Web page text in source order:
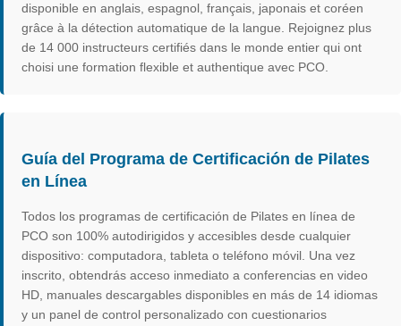
disponible en anglais, espagnol, français, japonais et coréen
grâce à la détection automatique de la langue. Rejoignez plus
de 14 000 instructeurs certifiés dans le monde entier qui ont
choisi une formation flexible et authentique avec PCO.
Guía del Programa de Certificación de Pilates
en Línea
Todos los programas de certificación de Pilates en línea de
PCO son 100% autodirigidos y accesibles desde cualquier
dispositivo: computadora, tableta o teléfono móvil. Una vez
inscrito, obtendrás acceso inmediato a conferencias en video
HD, manuales descargables disponibles en más de 14 idiomas
y un panel de control personalizado con cuestionarios